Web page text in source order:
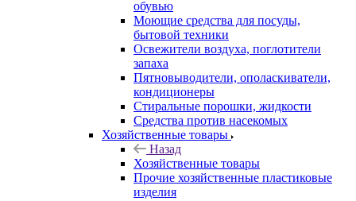
обувью
Моющие средства для посуды,
бытовой техники
Освежители воздуха, поглотители
запаха
Пятновыводители, ополаскиватели,
кондиционеры
Стиральные порошки, жидкости
Средства против насекомых
Хозяйственные товары
Назад
Хозяйственные товары
Прочие хозяйственные пластиковые
изделия